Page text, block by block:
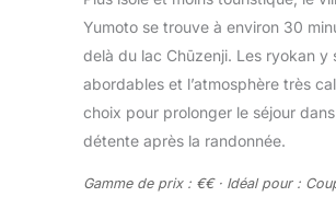
Yumoto se trouve à environ 30
delà du lac Chūzenji. Les ryokan y
abordables et l’atmosphère très
choix pour prolonger le séjour
détente après la randonnée.
Gamme de prix : €€ · Idéal pour :